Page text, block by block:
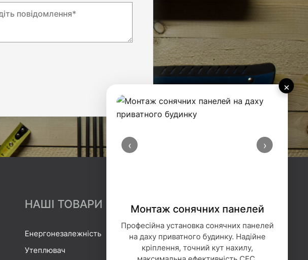
×
‹ ›
Монтаж сонячних панелей
Професійна установка сонячних панелей
на даху приватного будинку. Надійне
кріплення, точний кут нахилу,
повідомлення*
НАШІ ТОВАРИ
Енергонезалежність
Утеплювач
Гідроізоляція
Геотекстиль